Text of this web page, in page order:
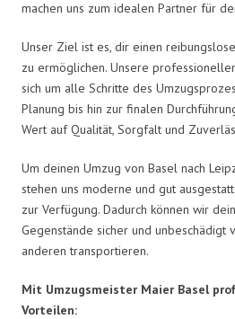
machen uns zum idealen Partner für
Unser Ziel ist es, dir einen
zu ermöglichen. Unsere
sich um alle Schritte des
Planung bis hin zur finalen
Wert auf Qualität, Sorgfalt und
Um deinen Umzug von Basel nach
stehen uns moderne und gut
zur Verfügung. Dadurch können wir
Gegenstände sicher und unbeschädigt
anderen transportieren.
Mit Umzugsmeister Maier Basel
Vorteilen: